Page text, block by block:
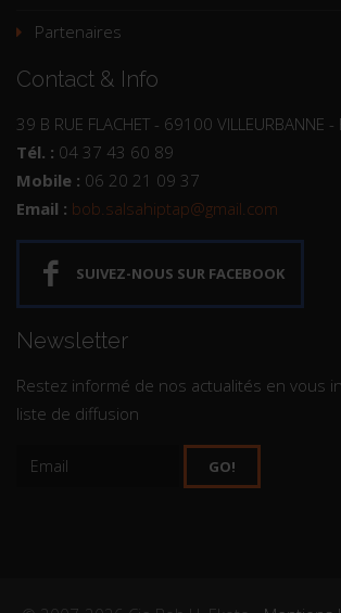
Partenaires
Contact & Info
39 B RUE FLACHET - 69100 VILLEURBANNE -
Tél. : 04 37 43 60 89
Mobile : 06 20 21 09 37
Email : bob.salsahiptap@gmail.com
SUIVEZ-NOUS SUR FACEBOOK
Newsletter
Restez informé de nos actualités en vous
liste de diffusion
GO!